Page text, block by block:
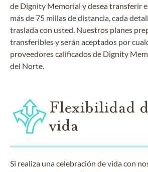
de Dignity Memorial y desea transferir
más de 75 millas de distancia, cada
traslada con usted. Nuestros planes
transferibles y serán aceptados por
proveedores calificados de Dignity
del Norte.
Flexibilidad
vida
Si realiza una celebración de vida con